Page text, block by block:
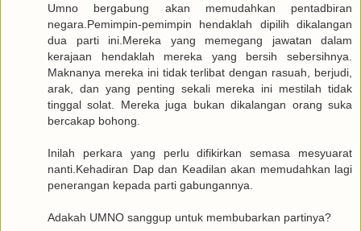
Umno bergabung akan memudahkan pentadbiran
negara.Pemimpin-pemimpin hendaklah dipilih dikalangan
dua parti ini.Mereka yang memegang jawatan dalam
kerajaan hendaklah mereka yang bersih sebersihnya.
Maknanya mereka ini tidak terlibat dengan rasuah, berjudi,
arak, dan yang penting sekali mereka ini mestilah tidak
tinggal solat. Mereka juga bukan dikalangan orang suka
bercakap bohong.
Inilah perkara yang perlu difikirkan semasa mesyuarat
nanti.Kehadiran Dap dan Keadilan akan memudahkan lagi
penerangan kepada parti gabungannya.
Adakah UMNO sanggup untuk membubarkan partinya?